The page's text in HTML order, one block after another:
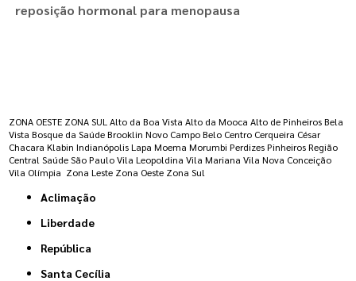
reposição hormonal para menopausa
ZONA OESTE ZONA SUL Alto da Boa Vista Alto da Mooca Alto de Pinheiros Bela
Vista Bosque da Saúde Brooklin Novo Campo Belo Centro Cerqueira César
Chacara Klabin Indianópolis Lapa Moema Morumbi Perdizes Pinheiros Região
Central Saúde São Paulo Vila Leopoldina Vila Mariana Vila Nova Conceição
Vila Olímpia Zona Leste Zona Oeste Zona Sul
Aclimação
Liberdade
República
Santa Cecília